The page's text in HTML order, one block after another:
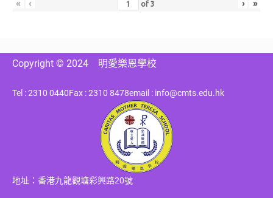
« ‹ of3 › »
Copyright © 2024 明愛樂恩學校
Tel : 2310 0440Fax : 2310 8478email : info@cmts.edu.hk
地址：香港九龍觀塘彩興路20號